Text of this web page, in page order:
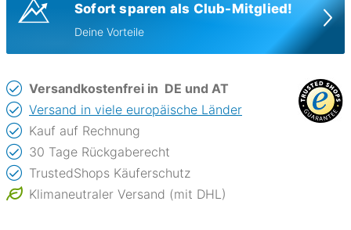
Sofort sparen als Club-Mitglied!
Deine Vorteile
Versandkostenfrei in DE und AT
Versand in viele europäische Länder
Kauf auf Rechnung
30 Tage Rückgaberecht
TrustedShops Käuferschutz
Klimaneutraler Versand (mit DHL)